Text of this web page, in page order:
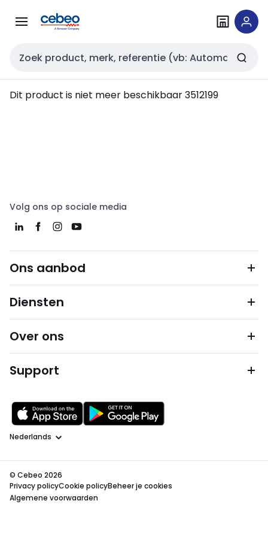
naar
naar
Zoekveld invoer
Dit product is niet meer beschikbaar3512199
Volg ons op sociale media
Ons aanbod
Diensten
Over ons
Support
Taal
© Cebeo 2026
Privacy policyCookie policyBeheer je cookies
Algemene voorwaarden